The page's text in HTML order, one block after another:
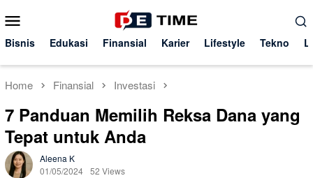
to
contentMenu
Bisnis Edukasi Finansial Karier Lifestyle Tekno
Home Finansial Investasi
7 Panduan Memilih Reksa Dana yang
Tepat untuk Anda
Aleena K
01/05/2024 52 Views